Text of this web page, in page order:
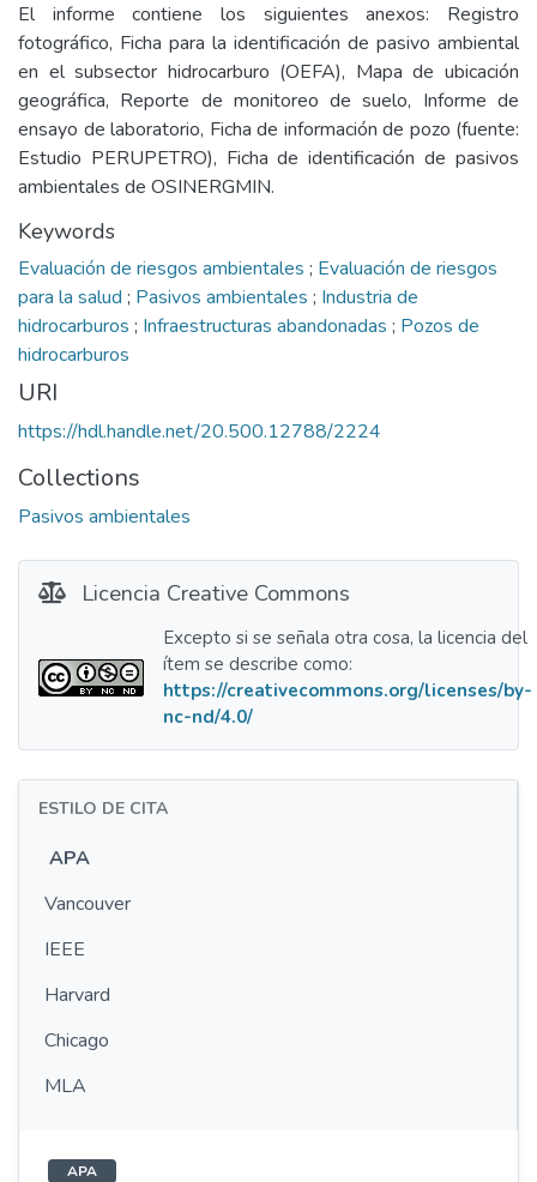
El informe contiene los siguientes anexos: Registro
fotográfico, Ficha para la identificación de pasivo ambiental
en el subsector hidrocarburo (OEFA), Mapa de ubicación
geográfica, Reporte de monitoreo de suelo, Informe de
ensayo de laboratorio, Ficha de información de pozo (fuente:
Estudio PERUPETRO), Ficha de identificación de pasivos
ambientales de OSINERGMIN.
Keywords
Evaluación de riesgos ambientales ; Evaluación de riesgos
para la salud ; Pasivos ambientales ; Industria de
hidrocarburos ; Infraestructuras abandonadas ; Pozos de
hidrocarburos
URI
https://hdl.handle.net/20.500.12788/2224
Collections
Pasivos ambientales
Licencia Creative Commons
Excepto si se señala otra cosa, la licencia del
ítem se describe como:
https://creativecommons.org/licenses/by-
nc-nd/4.0/
ESTILO DE CITA
APA
Vancouver
IEEE
Harvard
Chicago
MLA
APA